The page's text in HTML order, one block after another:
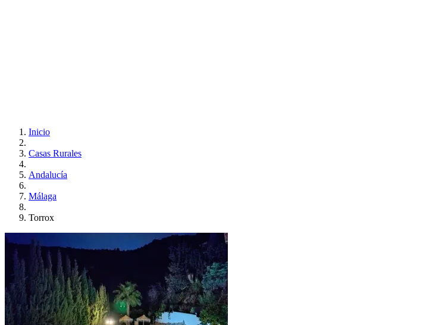
Inicio
Casas Rurales
Andalucía
Málaga
Torrox